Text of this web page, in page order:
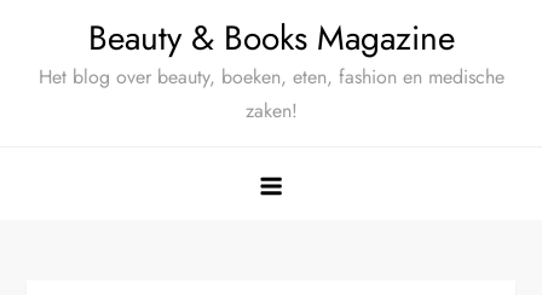
Beauty & Books Magazine
Het blog over beauty, boeken, eten, fashion en medische
zaken!